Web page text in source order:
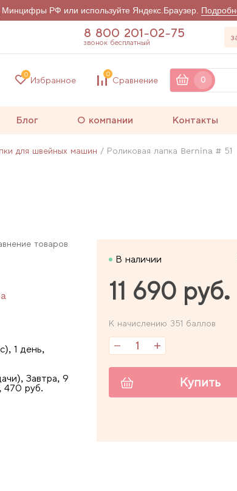
РФ или используйте Яндекс.Браузер.
8 800 201-02-75
звонок бесплатный
Избранное
0
Сравнение
0
0
Блог О компании Контакты
для швейных машин Роликовая лапка Bernina # 51
товаров
1 день,
Завтра, 9
470 руб.
В наличии
11 690 руб.
К начислению 351 баллов
Купить